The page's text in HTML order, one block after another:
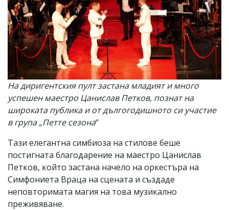
На диригентския пулт застана младият и много
успешен маестро Цанислав Петков, познат на
широката публика и от дългогодишното си участие
в група „Петте сезона“
Тази елегантна симбиоза на стилове беше
постигната благодарение на маестро Цанислав
Петков, който застана начело на оркестъра на
Симфониета Враца на сцената и създаде
неповторимата магия на това музикално
преживяване.